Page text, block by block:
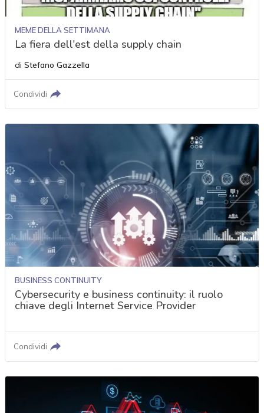
MEME DELLA SETTIMANA
La fiera dell'est della supply chain
di Stefano Gazzella
Condividi
BUSINESS CONTINUITY
Cybersecurity e business continuity: il ruolo
chiave degli Internet Service Provider
Condividi